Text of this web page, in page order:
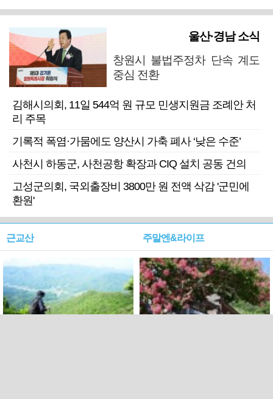
울산·경남 소식
창원시 불법주정차 단속 계도
중심 전환
김해시의회, 11일 544억 원 규모 민생지원금 조례안 처
리 주목
기록적 폭염·가뭄에도 양산시 가축 폐사 ‘낮은 수준’
사천시 하동군, 사천공항 확장과 CIQ 설치 공동 건의
고성군의회, 국외출장비 3800만 원 전액 삭감 '군민에
환원'
근교산 주말엔&라이프